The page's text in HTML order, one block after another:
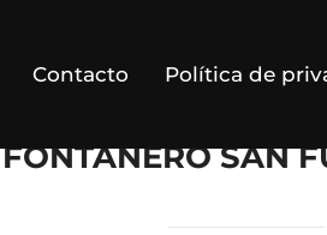
Contacto Política de
FONTANERO SAN